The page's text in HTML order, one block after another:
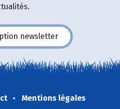
newsletter
Mentions légales